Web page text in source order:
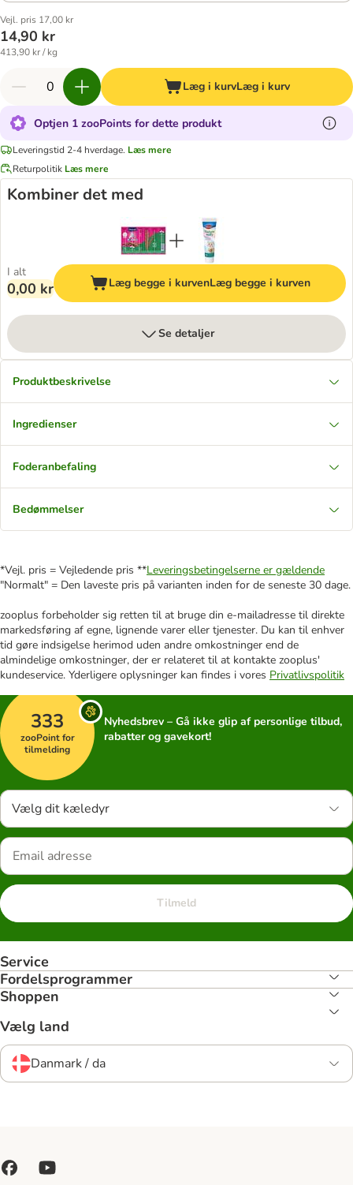
Vejl. pris 17,00 kr
14,90 kr
413,90 kr / kg
Læg i kurvLæg i kurv
Optjen 1 zooPoints for dette produkt
Leveringstid 2-4 hverdage. Læs mere
Returpolitik Læs mere
Kombiner det med
I alt
0,00 kr Læg begge i kurvenLæg begge i kurven
Se detaljer
Produktbeskrivelse
Ingredienser
Foderanbefaling
Bedømmelser
*Vejl. pris = Vejledende pris **Leveringsbetingelserne er gældende
"Normalt" = Den laveste pris på varianten inden for de seneste 30 dage.
zooplus forbeholder sig retten til at bruge din e-mailadresse til direkte
markedsføring af egne, lignende varer eller tjenester. Du kan til enhver
tid gøre indsigelse herimod uden andre omkostninger end de
almindelige omkostninger, der er relateret til at kontakte zooplus'
kundeservice. Yderligere oplysninger kan findes i vores Privatlivspolitik
333
zooPoint for
tilmelding
Nyhedsbrev – Gå ikke glip af personlige tilbud,
rabatter og gavekort!
Vælg dit kæledyr
Tilmeld
Service
Fordelsprogrammer
Shoppen
Vælg land
Danmark / da